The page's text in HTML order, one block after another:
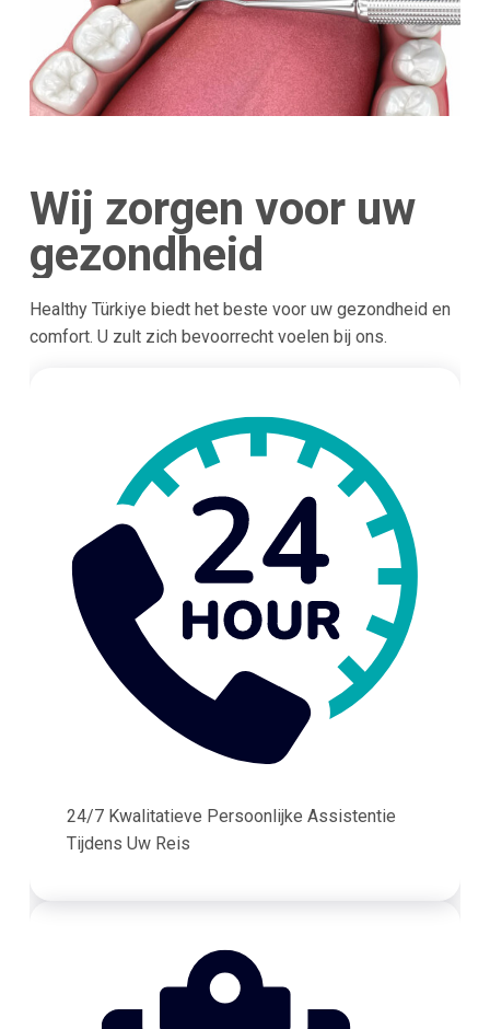
Wij zorgen voor uw
gezondheid
Healthy Türkiye biedt het beste voor uw gezondheid en
comfort. U zult zich bevoorrecht voelen bij ons.
24/7 Kwalitatieve Persoonlijke Assistentie
Tijdens Uw Reis